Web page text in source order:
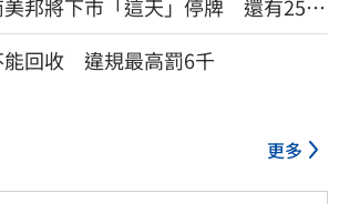
美邦將下市「這天」停牌 還有252
能回收 違規最高罰6千
更多